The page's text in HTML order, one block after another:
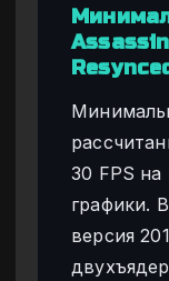
30 FPS на
графики.
версия